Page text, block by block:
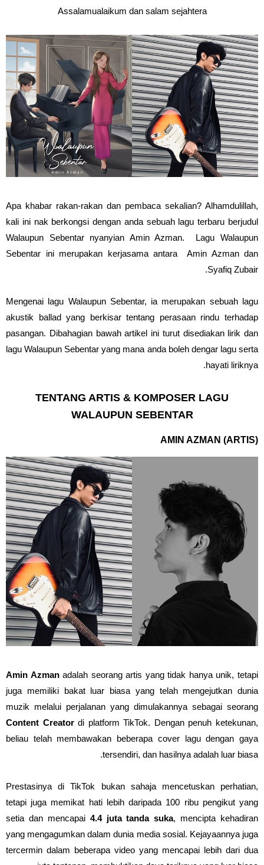
Assalamualaikum dan salam sejahtera
Apa khabar rakan-rakan dan pembaca sekalian? Alhamdulillah,
kali ini nak berkongsi dengan anda sebuah lagu terbaru berjudul
Walaupun Sebentar nyanyian Amin Azman. Lagu Walaupun
Sebentar ini merupakan kerjasama antara Amin Azman dan
Syafiq Zubair.
Mengenai lagu Walaupun Sebentar, ia merupakan sebuah lagu
akustik ballad yang berkisar tentang perasaan rindu terhadap
pasangan. Dibahagian bawah artikel ini turut disediakan lirik dan
lagu Walaupun Sebentar yang mana anda boleh dengar lagu serta
hayati liriknya.
TENTANG ARTIS & KOMPOSER LAGU
WALAUPUN SEBENTAR
AMIN AZMAN (ARTIS)
Amin Azmanadalah seorang artis yang tidak hanya unik, tetapi
juga memiliki bakat luar biasa yang telah mengejutkan dunia
muzik melalui perjalanan yang dimulakannya sebagai seorang
Content Creatordi platform TikTok. Dengan penuh ketekunan,
beliau telah membawakan beberapa cover lagu dengan gaya
tersendiri, dan hasilnya adalah luar biasa.
Prestasinya di TikTok bukan sahaja mencetuskan perhatian,
tetapi juga memikat hati lebih daripada 100 ribu pengikut yang
setia dan mencapai 4.4 juta tanda suka, mencipta kehadiran
yang mengagumkan dalam dunia media sosial. Kejayaannya juga
tercermin dalam beberapa video yang mencapai lebih dari dua